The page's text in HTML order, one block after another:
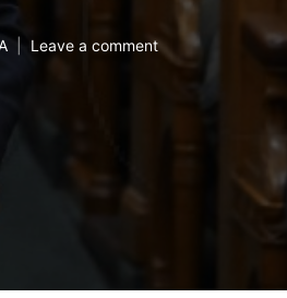
Leave a comment